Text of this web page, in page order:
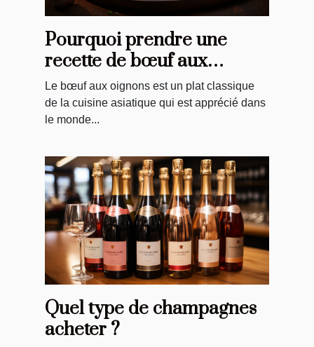
Pourquoi prendre une
recette de bœuf aux
oignons ?
Le bœuf aux oignons est un plat classique
de la cuisine asiatique qui est apprécié dans
le monde...
Quel type de champagnes
acheter ?